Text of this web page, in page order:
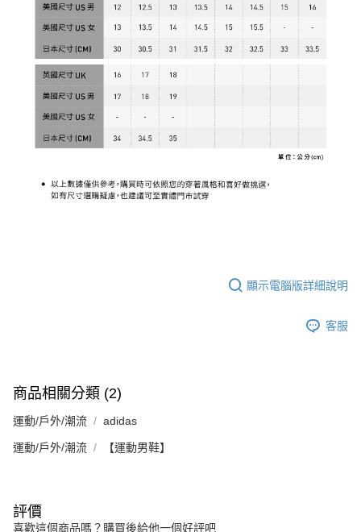
顯示電腦版詳細說明
客服
商品相關分類 (2)
運動/戶外/潮流 adidas
運動/戶外/潮流 【運動男鞋】
評價
喜歡這個商品嗎？購買後給他一個好評吧